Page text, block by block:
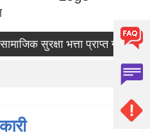
सुरक्षा भत्ता प्राप्‍त गर्न